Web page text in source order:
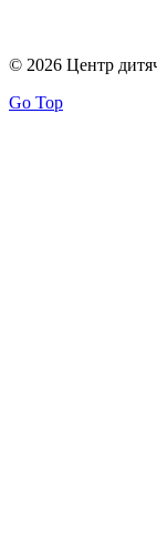
© 2026 Центр
Go Top